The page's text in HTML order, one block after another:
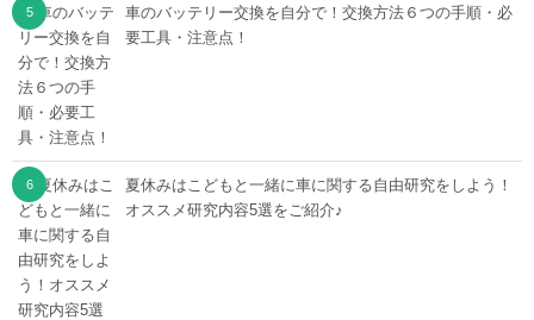
車のバッテリー交換を自分で！交換方法６つの手順・必
要工具・注意点！
夏休みはこどもと一緒に車に関する自由研究をしよう！
オススメ研究内容5選をご紹介♪